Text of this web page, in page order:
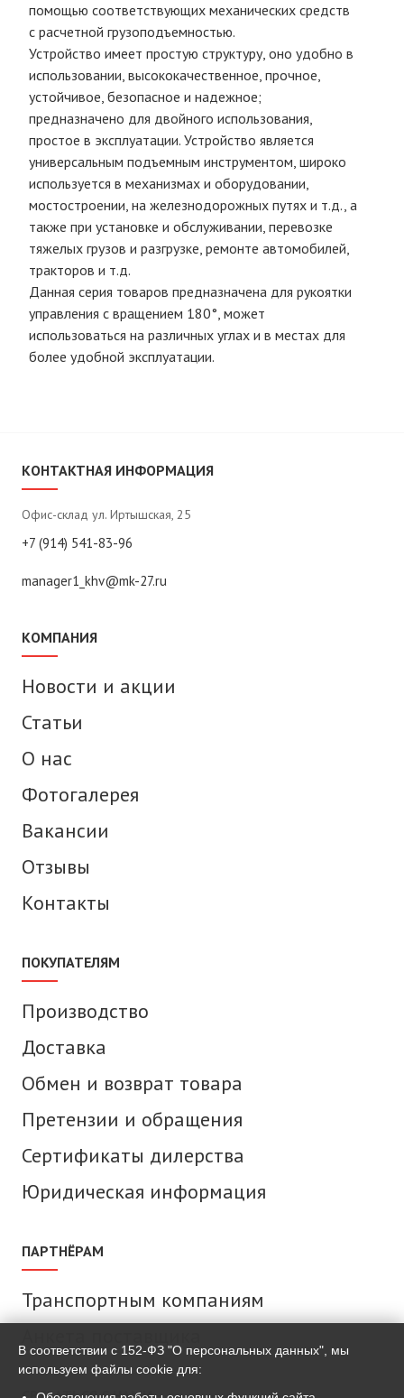
помощью соответствующих механических средств
с расчетной грузоподъемностью.
Устройство имеет простую структуру, оно удобно в
использовании, высококачественное, прочное,
устойчивое, безопасное и надежное;
предназначено для двойного использования,
простое в эксплуатации. Устройство является
универсальным подъемным инструментом, широко
используется в механизмах и оборудовании,
мостостроении, на железнодорожных путях и т.д., а
также при установке и обслуживании, перевозке
тяжелых грузов и разгрузке, ремонте автомобилей,
тракторов и т.д.
Данная серия товаров предназначена для рукоятки
управления с вращением 180°, может
использоваться на различных углах и в местах для
более удобной эксплуатации.
КОНТАКТНАЯ ИНФОРМАЦИЯ
Офис-склад ул. Иртышская, 25
+7 (914) 541-83-96
manager1_khv@mk-27.ru
КОМПАНИЯ
Новости и акции
Статьи
О нас
Фотогалерея
Вакансии
Отзывы
Контакты
ПОКУПАТЕЛЯМ
Производство
Доставка
Обмен и возврат товара
Претензии и обращения
Сертификаты дилерства
Юридическая информация
ПАРТНЁРАМ
Транспортным компаниям
В соответствии с 152-ФЗ "О персональных данных", мы
используем файлы cookie для: